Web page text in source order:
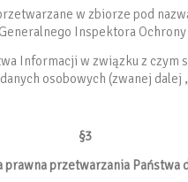
w zbiorze pod
Inspektora
Informacji w związku z
osobowych (zwanej dalej
§3
prawna przetwarzania Państwa